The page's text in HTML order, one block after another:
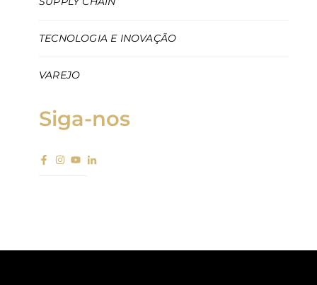
TECNOLOGIA E INOVAÇÃO
VAREJO
Siga-nos